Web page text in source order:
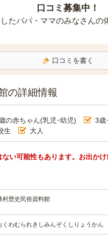
口コミ募集中！
たパパ・ママのみなさんの
口コミを書く
の詳細情報
の赤ちゃん(乳児･幼児) 3歳
生
大人
い可能性もあります。お出か
村歴史民俗資料館
くわむられきしみんぞくしりょうかん